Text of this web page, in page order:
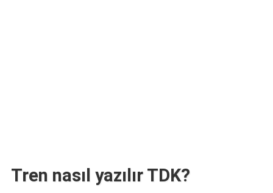
Tren nasıl yazılır TDK?